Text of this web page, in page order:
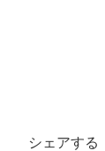
シェアする